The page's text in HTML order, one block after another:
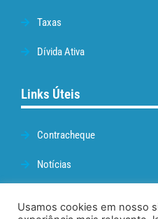
Taxas
Dívida Ativa
Links Úteis
Contracheque
Notícias
Usamos cookies em nosso